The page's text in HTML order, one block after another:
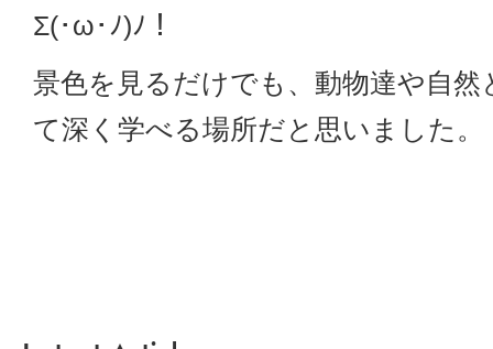
Σ(･ω･ﾉ)ﾉ！
景色を見るだけでも、動物達や自然
て深く学べる場所だと思いました。